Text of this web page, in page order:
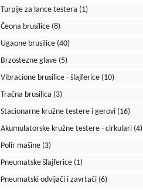
Turpije za lance testera (1)
Čeona brusilice (8)
Ugaone brusilice (40)
Brzostezne glave (5)
Vibracione brusilice - šlajferice (10)
Tračna brusilica (3)
Stacionarne kružne testere i gerovi (16)
Akumulatorske kružne testere - cirkulari (4)
Polir mašine (3)
Pneumatske šlajferice (1)
Pneumatski odvijači i zavrtači (6)